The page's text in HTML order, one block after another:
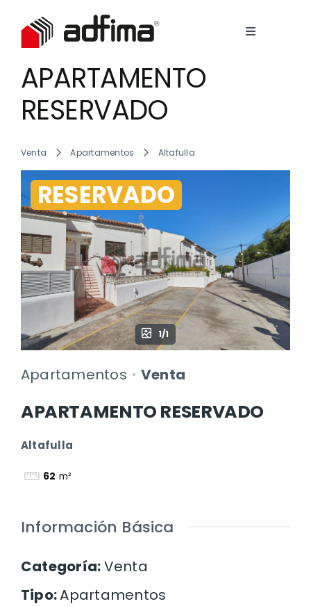
content
Toggle
Empresa
servicios
Inmuebles
Contacto
View
Larger
Image
APARTAMENTO
RESERVADO
Venta Apartamentos Altafulla
RESERVADO
1/1
Apartamentos Venta
APARTAMENTO RESERVADO
Altafulla
62 m²
Información Básica
Categoría:Venta
Tipo:Apartamentos